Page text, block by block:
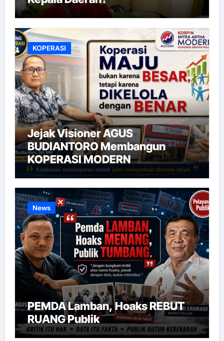
KOPERASI
Jejak Visioner AGUS
BUDIANTORO Membangun
KOPERASI MODERN
News
PEMDA Lamban, Hoaks REBUT
RUANG Publik